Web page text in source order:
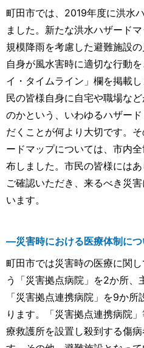
町田市では、2019年度に洪水
ました。新たな洪水ハザード
規模降雨を考慮した避難施設
自身が風水害時に適切な行動
イ・タイムライン」欄を掲載
民の皆様自身に自宅や職場な
のかという、いわゆるハザー
だくことが何より大切です。
ードマップについては、市内
布しました。市民の皆様には
ご確認いただき、来るべき災
います。
―災害時における医療体制につ
町田市では災害時の医療に関
う「災害拠点病院」を2か所、
「災害拠点連携病院」を9か
ります。「災害拠点連携病院
療救護所を設置し殺到する傷